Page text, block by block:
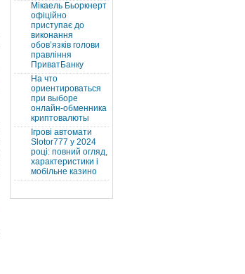
Мікаель Бьоркнерт
офіційно
приступає до
виконання
обовʼязків голови
правління
ПриватБанку
На что
ориентироваться
при выборе
онлайн-обменника
криптовалюты
Ігрові автомати
Slotor777 у 2024
році: повний огляд,
характеристики і
мобільне казино